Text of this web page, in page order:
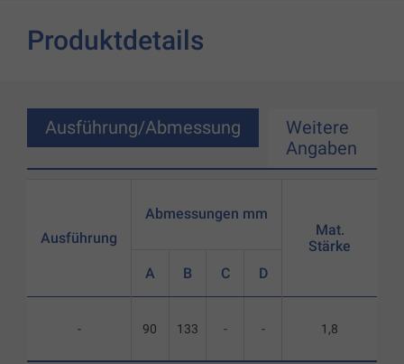
Produktdetails
Ausführung/Abmessung
Weitere
Angaben
Ausführung
-
Abmessungen mm
A B C D
90 133 - -
Mat.
Stärke
1,8